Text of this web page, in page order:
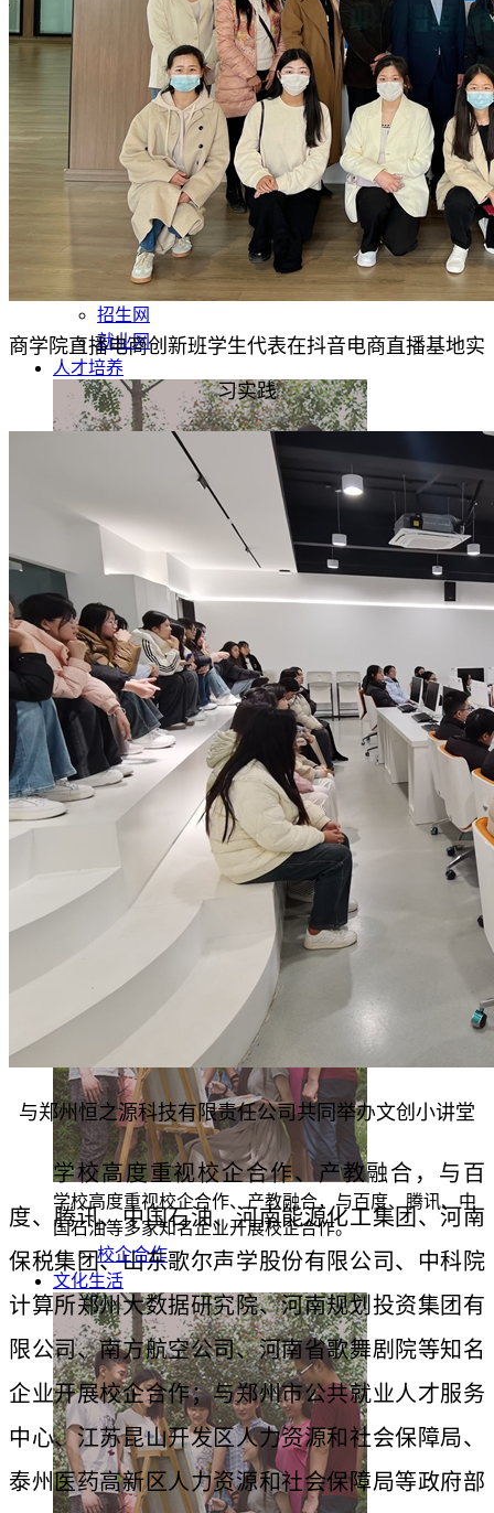
招生网
就业网
人才培养
打造“校政企研用协同、教学做赛创融通”的应用型人才
培养模式。
本专科生
成人教育
学术讲座
素质教育五项工程
合作交流
学校高度重视校企合作、产教融合，与百度、腾讯、中
国石油等多家知名企业开展校企合作。
校企合作
文化生活
商学院直播电商创新班学生代表在抖音电商直播基地实
习实践
与郑州恒之源科技有限责任公司共同举办文创小讲堂
学校高度重视校企合作、产教融合，与百
度、腾讯、中国石油、河南能源化工集团、河南
保税集团、山东歌尔声学股份有限公司、中科院
计算所郑州大数据研究院、河南规划投资集团有
限公司、南方航空公司、河南省歌舞剧院等知名
企业开展校企合作；与郑州市公共就业人才服务
中心、江苏昆山开发区人力资源和社会保障局、
泰州医药高新区人力资源和社会保障局等政府部